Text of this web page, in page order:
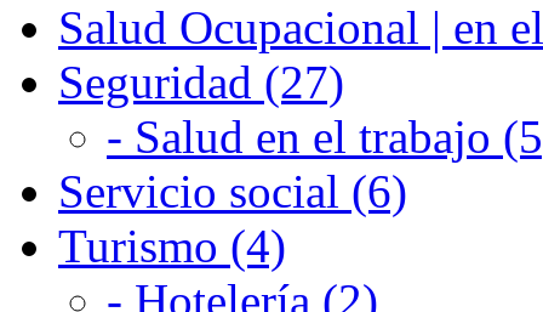
Salud Ocupacional | en
Seguridad (27)
- Salud en el trabajo
Servicio social (6)
Turismo (4)
- Hotelería (2)